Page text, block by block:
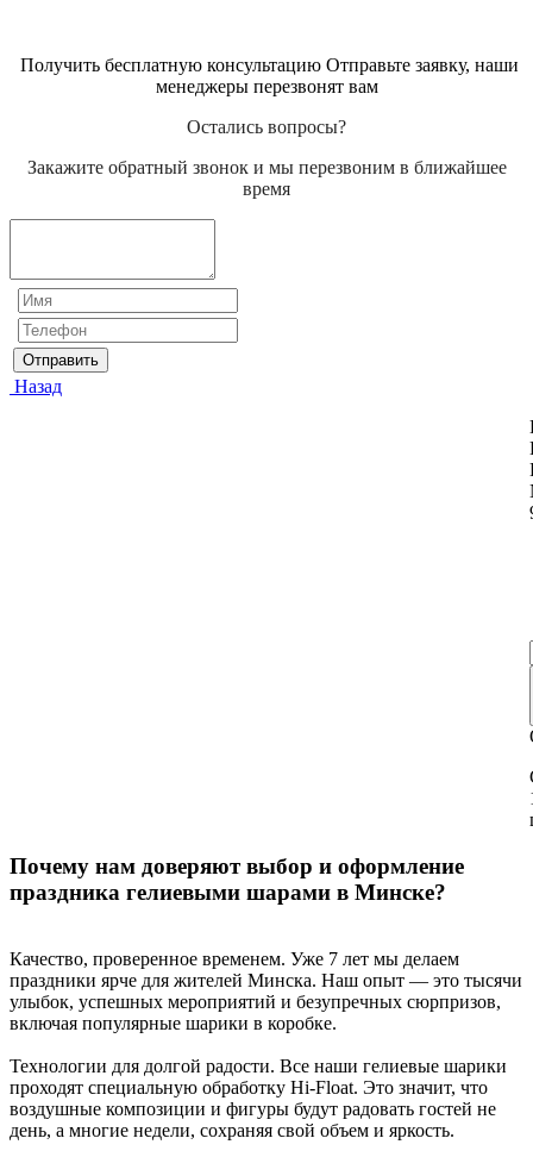
Получить бесплатную консультацию Отправьте заявку, наши
менеджеры перезвонят вам
Остались вопросы?
Закажите обратный звонок и мы перезвоним в ближайшее
время
Отправить
Назад
Почему нам доверяют выбор и оформление
праздника гелиевыми шарами в Минске?
Качество, проверенное временем. Уже 7 лет мы делаем
праздники ярче для жителей Минска. Наш опыт — это тысячи
улыбок, успешных мероприятий и безупречных сюрпризов,
включая популярные шарики в коробке.
Технологии для долгой радости. Все наши гелиевые шарики
проходят специальную обработку Hi-Float. Это значит, что
воздушные композиции и фигуры будут радовать гостей не
день, а многие недели, сохраняя свой объем и яркость.